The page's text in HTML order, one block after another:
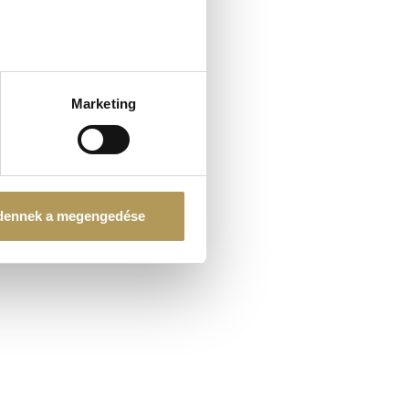
pontban. Bármikor
megosztjuk az Ön
Ön adott meg
Marketing
a megengedése